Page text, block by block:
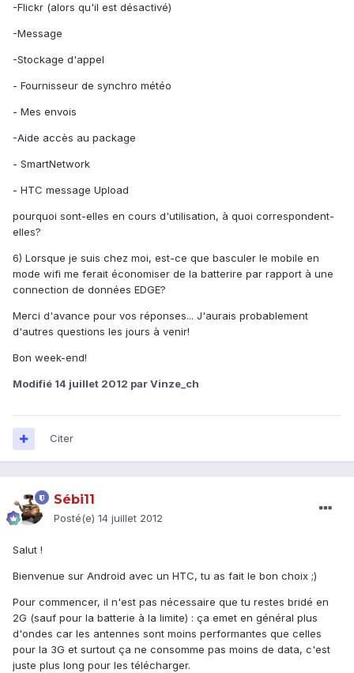
-Flickr (alors qu'il est désactivé)
-Message
-Stockage d'appel
- Fournisseur de synchro météo
- Mes envois
-Aide accès au package
- SmartNetwork
- HTC message Upload
pourquoi sont-elles en cours d'utilisation, à quoi correspondent-
elles?
6) Lorsque je suis chez moi, est-ce que basculer le mobile en
mode wifi me ferait économiser de la batterire par rapport à une
connection de données EDGE?
Merci d'avance pour vos réponses... J'aurais probablement
d'autres questions les jours à venir!
Bon week-end!
Modifié 14 juillet 2012 par Vinze_ch
Citer
Sébi11
Posté(e) 14 juillet 2012
Salut !
Bienvenue sur Android avec un HTC, tu as fait le bon choix ;)
Pour commencer, il n'est pas nécessaire que tu restes bridé en
2G (sauf pour la batterie à la limite) : ça emet en général plus
d'ondes car les antennes sont moins performantes que celles
pour la 3G et surtout ça ne consomme pas moins de data, c'est
juste plus long pour les télécharger.